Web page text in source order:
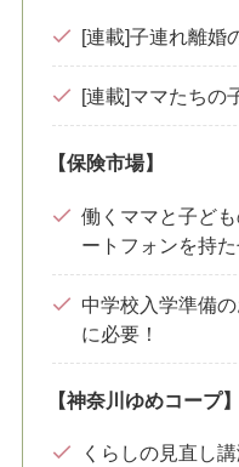
[連載]子連れ離婚
[連載]ママたちの
【保険市場】
働くママと子ど
ートフォンを持
中学校入学準備
に必要！
【神奈川ゆめコープ
くらしの見直し